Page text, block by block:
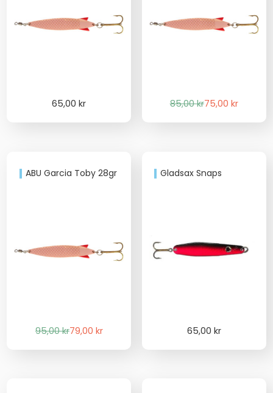
65,00kr 85,00krDet
75,00 kr
Det
ABU Garcia Toby 28gr
95,00krDet
79,00 kr
Det
Gladsax Snaps
65,00 kr